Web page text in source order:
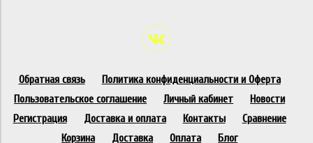
Обратная связь
Политика конфиденциальности и Оферта
Пользовательское соглашение
Личный кабинет
Новости
Регистрация
Доставка и оплата Контакты
Сравнение
Корзина
Доставка Оплата Блог